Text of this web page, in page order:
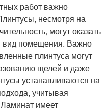
работ важно
несмотря на
могут оказать
вид помещения. Важно
плинтуса могут
щелей и даже
устанавливаются на
учитывая
имеет